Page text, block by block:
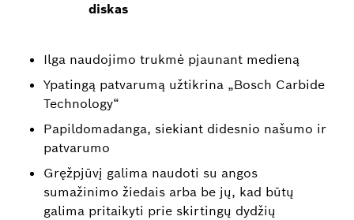
diskas
Ilga naudojimo trukmė pjaunant medieną
Ypatingą patvarumą užtikrina „Bosch Carbide
Technology“
Papildomadanga, siekiant didesnio našumo ir
patvarumo
Gręžpjūvį galima naudoti su angos
sumažinimo žiedais arba be jų, kad būtų
galima pritaikyti prie skirtingų dydžių